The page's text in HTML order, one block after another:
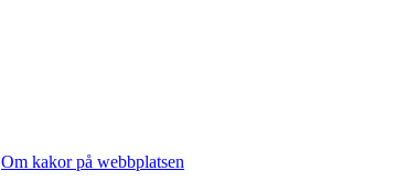
Om kakor på webbplatsen